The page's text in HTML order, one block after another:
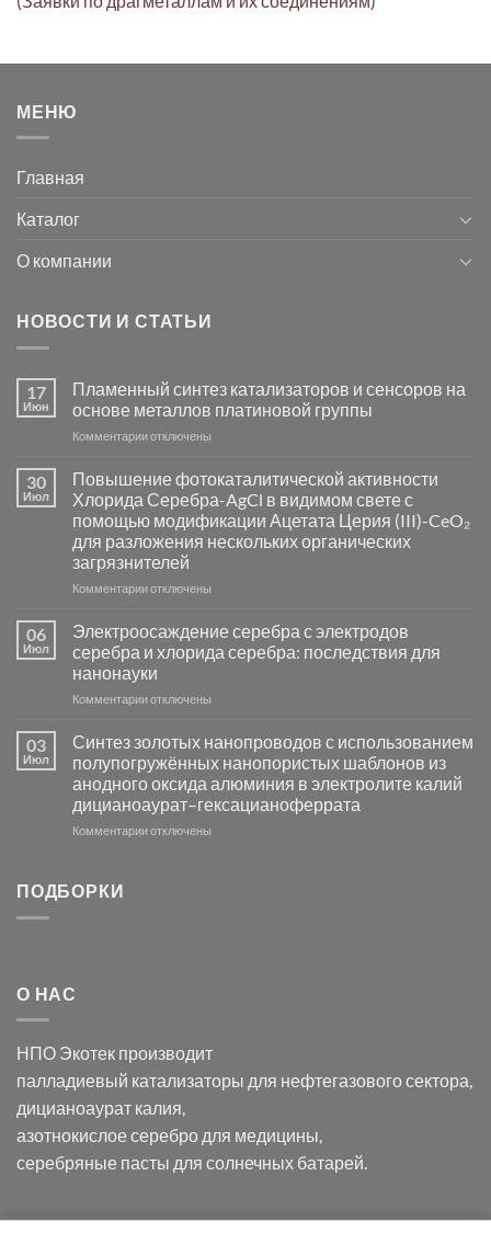
МЕНЮ
Главная
Каталог
О компании
НОВОСТИ И СТАТЬИ
17
Июн
Пламенный синтез катализаторов и сенсоров на
основе металлов платиновой группы
Комментариик
Пламенный
синтез
катализаторов
и
сенсоров
на
основе
группы
отключены
30
Июл
Повышение фотокаталитической активности
Хлорида Серебра-AgCl в видимом свете с
помощью модификации Ацетата Церия (III)-CeO₂
для разложения нескольких органических
загрязнителей
Комментариик
фотокаталитической
активности
Хлорида
Серебра-
в
видимом
свете
с
помощью
модификации
отключены
06
Июл
Электроосаждение серебра с электродов
серебра и хлорида серебра: последствия для
нанонауки
Комментариик
серебра
с
электродов
серебра
и
отключены
03
Июл
Синтез золотых нанопроводов с использованием
полупогружённых нанопористых шаблонов из
анодного оксида алюминия в электролите калий
дицианоаурат–гексацианоферрата
Комментариик
оксида
в
электролите
калий
дицианоаурат–
гексацианоферрата
отключены
ПОДБОРКИ
О НАС
НПО Экотек производит
палладиевый катализаторы для нефтегазового сектора,
дицианоаурат калия,
азотнокислое серебро для медицины,
серебряные пасты для солнечных батарей.